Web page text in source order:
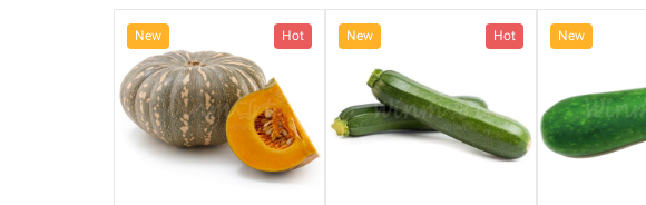
New Hot New Hot New